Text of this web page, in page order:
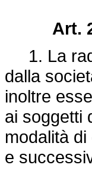
Art.
1. La
dalla
inoltre
ai soggetti
modalità
e